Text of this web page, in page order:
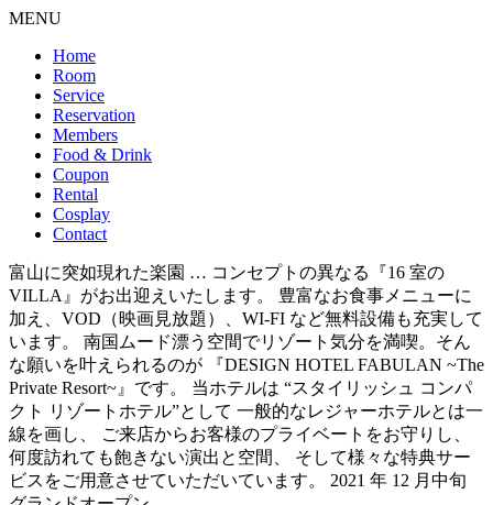
MENU
Home
Room
Service
Reservation
Members
Food & Drink
Coupon
Rental
Cosplay
Contact
富山に突如現れた楽園 … コンセプトの異なる『16 室の
VILLA』がお出迎えいたします。 豊富なお食事メニューに
加え、VOD（映画見放題）、WI-FI など無料設備も充実して
います。 南国ムード漂う空間でリゾート気分を満喫。そん
な願いを叶えられるのが 『DESIGN HOTEL FABULAN ~The
Private Resort~』です。 当ホテルは “スタイリッシュ コンパ
クト リゾートホテル”として 一般的なレジャーホテルとは一
線を画し、 ご来店からお客様のプライベートをお守りし、
何度訪れても飽きない演出と空間、 そして様々な特典サー
ビスをご用意させていただいています。 2021 年 12 月中旬